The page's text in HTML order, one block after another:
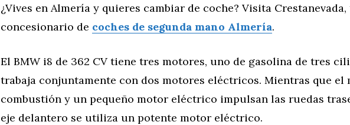
¿Vives en Almería y quieres cambiar de coche? Visita Crestanevada,
concesionario de coches de segunda mano Almería.
El BMW i8 de 362 CV tiene tres motores, uno de gasolina de tres
trabaja conjuntamente con dos motores eléctricos. Mientras que el
combustión y un pequeño motor eléctrico impulsan las ruedas
eje delantero se utiliza un potente motor eléctrico.